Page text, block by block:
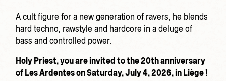
A cult figure for a new generation of ravers, he blends
hard techno, rawstyle and hardcore in a deluge of
bass and controlled power.
Holy Priest, you are invited to the 20th anniversary
of Les Ardentes on Saturday, July 4, 2026, in Liège !